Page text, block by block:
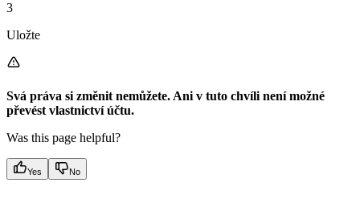
3
Uložte
Svá práva si změnit nemůžete. Ani v tuto chvíli není možné
převést vlastnictví účtu.
Was this page helpful?
Yes No